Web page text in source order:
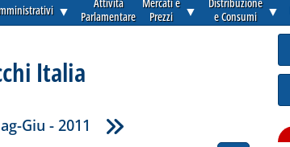
▼
Parlamentare
Prezzi
▼
e Consumi
▼
Italia
Giu - 2011